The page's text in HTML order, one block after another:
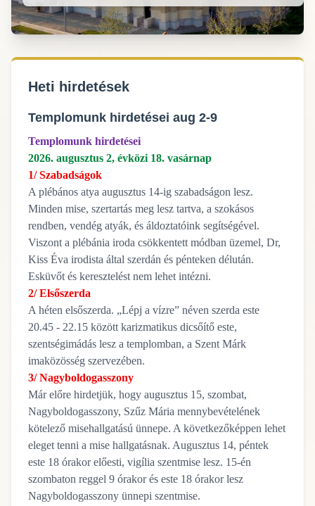
Heti hirdetések
Templomunk hirdetései aug 2-9
Templomunk hirdetései
2026. augusztus 2, évközi 18. vasárnap
1/ Szabadságok
A plébános atya augusztus 14-ig szabadságon lesz.
Minden mise, szertartás meg lesz tartva, a szokásos
rendben, vendég atyák, és áldoztatóink segítségével.
Viszont a plébánia iroda csökkentett módban üzemel, Dr,
Kiss Éva irodista által szerdán és pénteken délután.
Esküvőt és keresztelést nem lehet intézni.
2/ Elsőszerda
A héten elsőszerda. „Lépj a vízre” néven szerda este
20.45 - 22.15 között karizmatikus dicsőítő este,
szentségimádás lesz a templomban, a Szent Márk
imaközösség szervezében.
3/ Nagyboldogasszony
Már előre hirdetjük, hogy augusztus 15, szombat,
Nagyboldogasszony, Szűz Mária mennybevételének
kötelező misehallgatású ünnepe. A következőképpen lehet
eleget tenni a mise hallgatásnak. Augusztus 14, péntek
este 18 órakor előesti, vigília szentmise lesz. 15-én
szombaton reggel 9 órakor és este 18 órakor lesz
Nagyboldogasszony ünnepi szentmise.